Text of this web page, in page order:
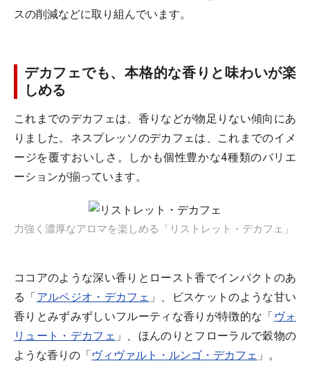
スの削減などに取り組んでいます。
デカフェでも、本格的な香りと味わいが楽
しめる
これまでのデカフェは、香りなどが物足りない傾向にあ
りました。ネスプレッソのデカフェは、これまでのイメ
ージを覆すおいしさ。しかも個性豊かな4種類のバリエ
ーションが揃っています。
力強く濃厚なアロマを楽しめる「リストレット・デカフェ」
ココアのような深い香りとロースト香でインパクトのあ
る「アルペジオ・デカフェ 」、ビスケットのような甘い
香りとみずみずしいフルーティな香りが特徴的な「 ヴォ
リュート・デカフェ 」、ほんのりとフローラルで穀物の
ような香りの「ヴィヴァルト・ルンゴ・デカフェ 」。